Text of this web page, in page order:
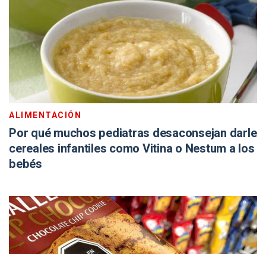
ALIMENTACIÓN
Por qué muchos pediatras desaconsejan darle
cereales infantiles como Vitina o Nestum a los
bebés